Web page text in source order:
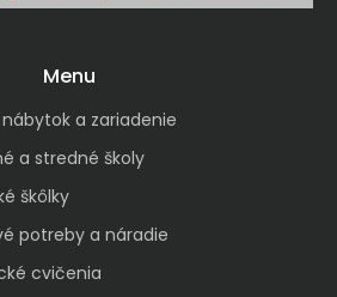
Menu
nábytok a zariadenie
a stredné školy
škôlky
potreby a náradie
cvičenia